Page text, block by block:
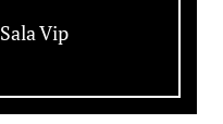
Sala Vip